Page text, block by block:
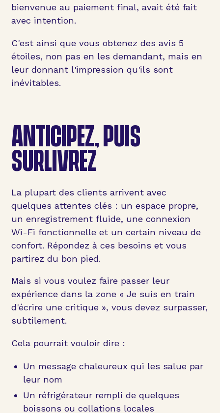
bienvenue au paiement final, avait été fait
avec intention.
C'est ainsi que vous obtenez des avis 5
étoiles, non pas en les demandant, mais en
leur donnant l'impression qu'ils sont
inévitables.
ANTICIPEZ, PUIS
SURLIVREZ
La plupart des clients arrivent avec
quelques attentes clés : un espace propre,
un enregistrement fluide, une connexion
Wi-Fi fonctionnelle et un certain niveau de
confort. Répondez à ces besoins et vous
partirez du bon pied.
Mais si vous voulez faire passer leur
expérience dans la zone « Je suis en train
d'écrire une critique », vous devez surpasser,
subtilement.
Cela pourrait vouloir dire :
Un message chaleureux qui les salue par
leur nom
Un réfrigérateur rempli de quelques
boissons ou collations locales